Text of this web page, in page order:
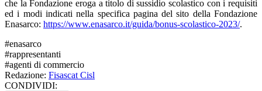
che la Fondazione eroga a titolo di sussidio scolastico con i requisiti
ed i modi indicati nella specifica pagina del sito della Fondazione
Enasarco: https://www.enasarco.it/guida/bonus-scolastico-2023/.
#enasarco
#rappresentanti
#agenti di commercio
Redazione: Fisascat Cisl
CONDIVIDI: